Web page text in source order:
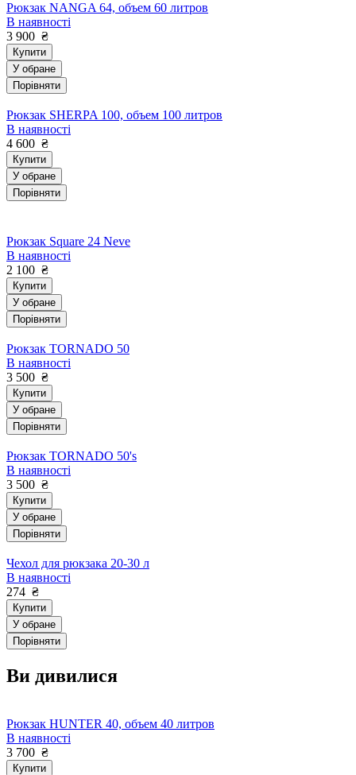
Рюкзак NANGA 64, объем 60 литров
В наявності
3 900 ₴
Купити
У обране
Порівняти
Рюкзак SHERPA 100, объем 100 литров
В наявності
4 600 ₴
Купити
У обране
Порівняти
Рюкзак Square 24 Neve
В наявності
2 100 ₴
Купити
У обране
Порівняти
Рюкзак TORNADO 50
В наявності
3 500 ₴
Купити
У обране
Порівняти
Рюкзак TORNADO 50's
В наявності
3 500 ₴
Купити
У обране
Порівняти
Чехол для рюкзака 20-30 л
В наявності
274 ₴
Купити
У обране
Порівняти
Ви дивилися
Рюкзак HUNTER 40, объем 40 литров
В наявності
3 700 ₴
Купити